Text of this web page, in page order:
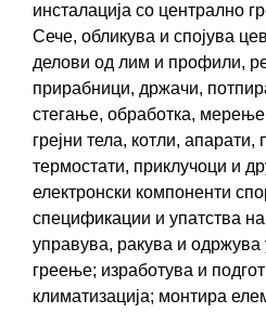
инсталација со централно
Сече, обликува и спојува
делови од лим и профили,
прирабници, држачи,
стегање, обработка,
грејни тела, котли,
термостати, приклучоци и
електронски компоненти
спецификации и упатства
управува, ракува и одржува
греење; изработува и
климатизација; монтира